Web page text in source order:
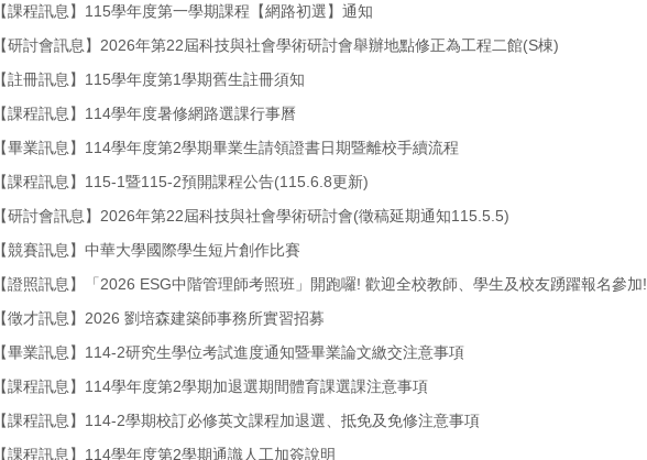
【課程訊息】115學年度第一學期課程【網路初選】通知
【研討會訊息】2026年第22屆科技與社會學術研討會舉辦地點修正為工程二館(S棟)
【註冊訊息】115學年度第1學期舊生註冊須知
【課程訊息】114學年度暑修網路選課行事曆
【畢業訊息】114學年度第2學期畢業生請領證書日期暨離校手續流程
【課程訊息】115-1暨115-2預開課程公告(115.6.8更新)
【研討會訊息】2026年第22屆科技與社會學術研討會(徵稿延期通知115.5.5)
【競賽訊息】中華大學國際學生短片創作比賽
【證照訊息】「2026 ESG中階管理師考照班」開跑囉! 歡迎全校教師、學生及校友踴躍報名參加!
【徵才訊息】2026 劉培森建築師事務所實習招募
【畢業訊息】114-2研究生學位考試進度通知暨畢業論文繳交注意事項
【課程訊息】114學年度第2學期加退選期間體育課選課注意事項
【課程訊息】114-2學期校訂必修英文課程加退選、抵免及免修注意事項
【課程訊息】114學年度第2學期通識人工加簽說明